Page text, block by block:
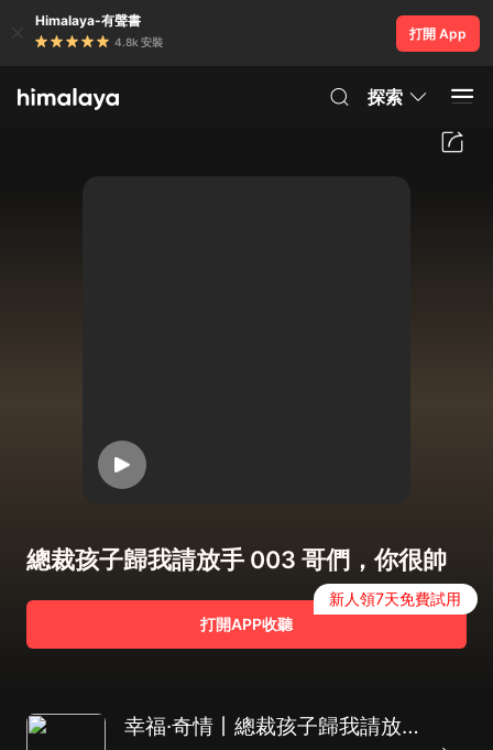
Himalaya-有聲書
4.8k 安裝
打開 App
探索
總裁孩子歸我請放手 003 哥們，你很帥
打開APP收聽
新人領7天免費試用
幸福·奇情丨總裁孩子歸我請放手